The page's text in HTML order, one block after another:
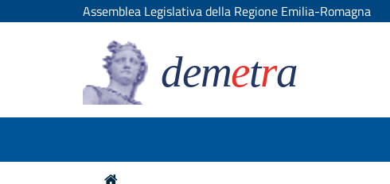
Assemblea Legislativa della Regione Emilia-Romagna
demetra